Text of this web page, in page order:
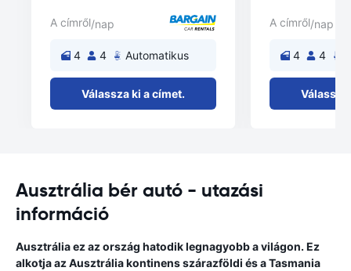
A címről/nap
4 4 Automatikus
Válassza ki a címet.
A címről/nap
4 4
Ausztrália bér autó - utazási
információ
Ausztrália ez az ország hatodik legnagyobb a világon. Ez
alkotja az Ausztrália kontinens szárazföldi és a Tasmania